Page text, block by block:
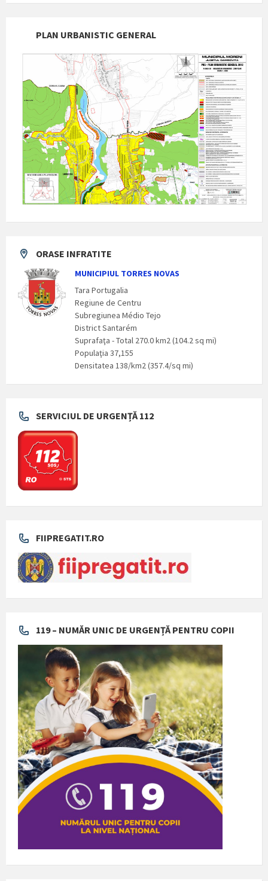
PLAN URBANISTIC GENERAL
ORASE INFRATITE
MUNICIPIUL TORRES NOVAS
Tara Portugalia
Regiune de Centru
Subregiunea Médio Tejo
District Santarém
Suprafaţa - Total 270.0 km2 (104.2 sq mi)
Populaţia 37,155
Densitatea 138/km2 (357.4/sq mi)
SERVICIUL DE URGENȚĂ 112
FIIPREGATIT.RO
119 – NUMĂR UNIC DE URGENȚĂ PENTRU COPII